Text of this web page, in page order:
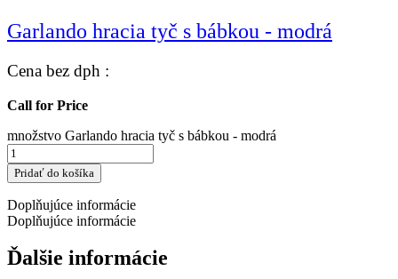
Garlando hracia tyč s bábkou - modrá
Cena bez dph :
Call for Price
množstvo Garlando hracia tyč s bábkou - modrá
Pridať do košíka
Doplňujúce informácie
Doplňujúce informácie
Ďalšie informácie